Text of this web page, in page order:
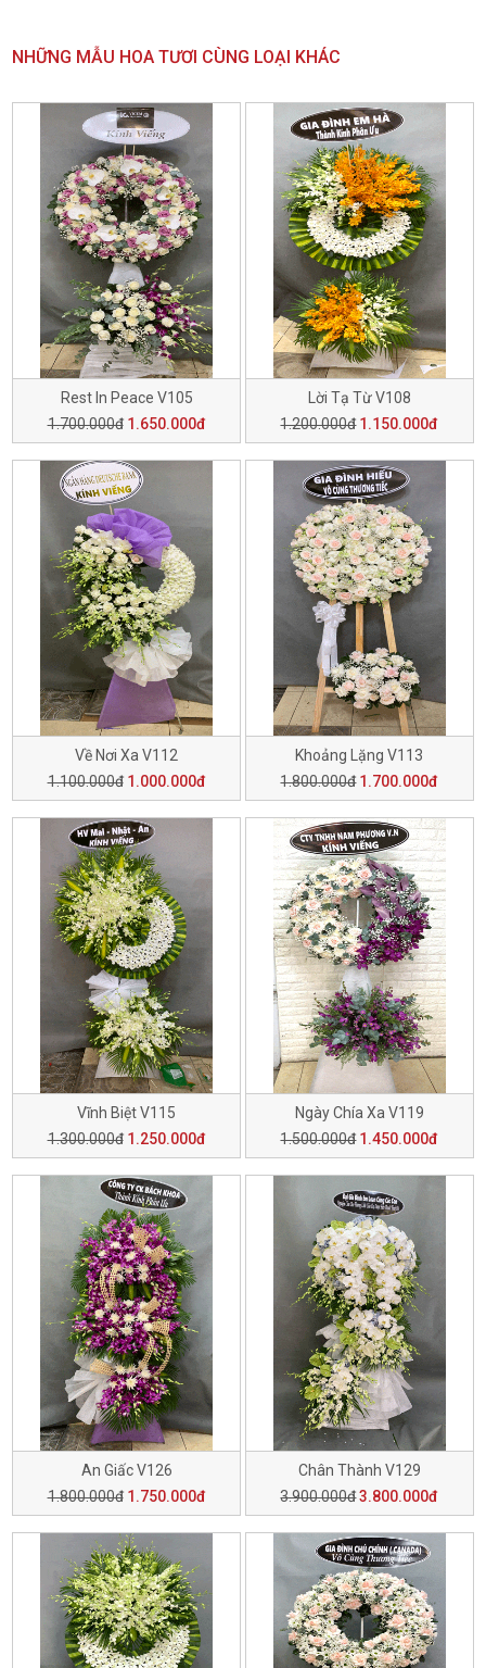
NHỮNG MẪU HOA TƯƠI CÙNG LOẠI KHÁC
Rest In Peace V105
1.700.000đ 1.650.000đ
Lời Tạ Từ V108
1.200.000đ 1.150.000đ
Về Nơi Xa V112
1.100.000đ 1.000.000đ
Khoảng Lặng V113
1.800.000đ 1.700.000đ
Vĩnh Biệt V115
1.300.000đ 1.250.000đ
Ngày Chía Xa V119
1.500.000đ 1.450.000đ
An Giấc V126
1.800.000đ 1.750.000đ
Chân Thành V129
3.900.000đ3.800.000đ